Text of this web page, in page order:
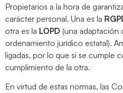
Propietarios a la hora de
carácter personal. Una es la
otra es la LOPD (una adaptación
ordenamiento jurídico estatal).
ligadas, por lo que si se cumple
cumplimiento de la otra.
En virtud de estas normas, las